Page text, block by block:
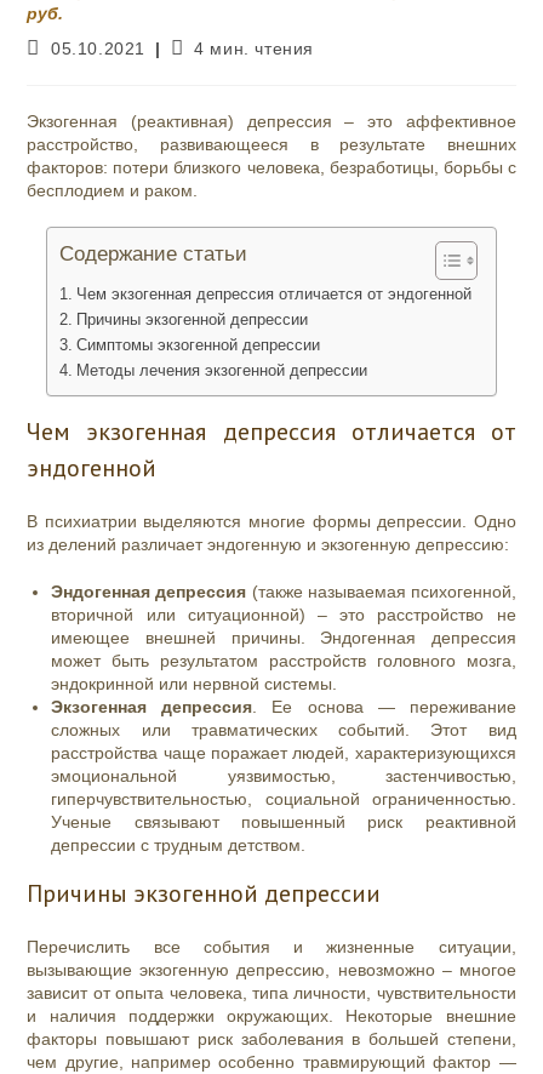
руб.
Запись
05.10.2021
Время
4 мин. чтения
Экзогенная (реактивная) депрессия – это аффективное
расстройство, развивающееся в результате внешних
факторов: потери близкого человека, безработицы, борьбы с
бесплодием и раком.
Содержание статьи
Чем экзогенная депрессия отличается от эндогенной
Причины экзогенной депрессии
Симптомы экзогенной депрессии
Методы лечения экзогенной депрессии
Чем экзогенная депрессия отличается от
эндогенной
В психиатрии выделяются многие формы депрессии. Одно
из делений различает эндогенную и экзогенную депрессию:
Эндогенная депрессия (также называемая психогенной,
вторичной или ситуационной) – это расстройство не
имеющее внешней причины. Эндогенная депрессия
может быть результатом расстройств головного мозга,
эндокринной или нервной системы.
Экзогенная депрессия . Ее основа — переживание
сложных или травматических событий. Этот вид
расстройства чаще поражает людей, характеризующихся
эмоциональной уязвимостью, застенчивостью,
гиперчувствительностью, социальной ограниченностью.
Ученые связывают повышенный риск реактивной
депрессии с трудным детством.
Причины экзогенной депрессии
Перечислить все события и жизненные ситуации,
вызывающие экзогенную депрессию, невозможно – многое
зависит от опыта человека, типа личности, чувствительности
и наличия поддержки окружающих. Некоторые внешние
факторы повышают риск заболевания в большей степени,
чем другие, например особенно травмирующий фактор —